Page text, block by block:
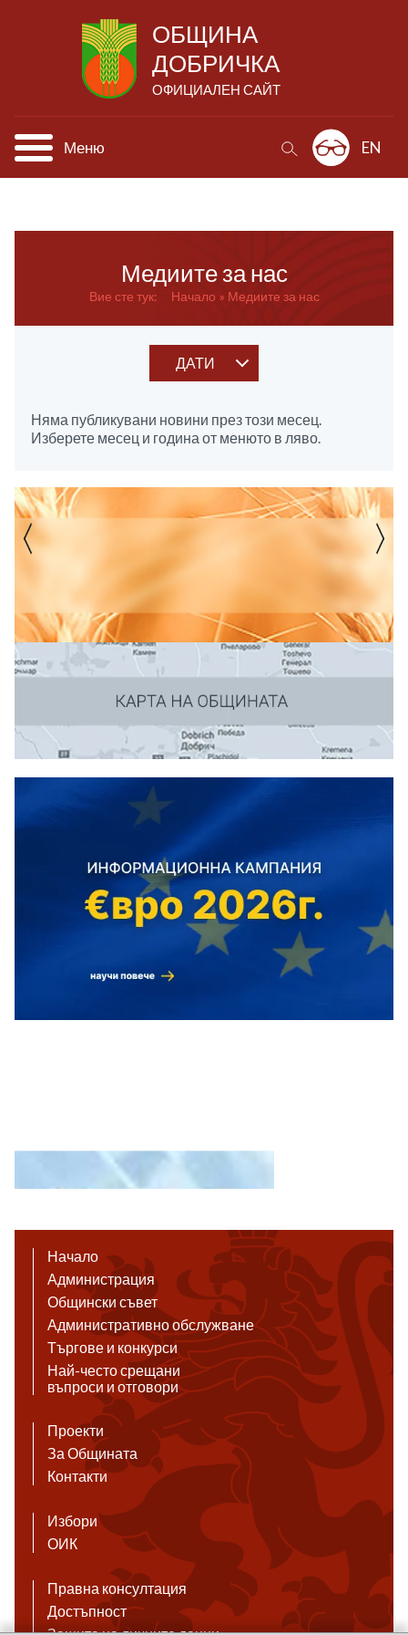
ОБЩИНА
ДОБРИЧКА
ОФИЦИАЛЕН САЙТ
Меню EN
Медиите за нас
Вие сте тук: Начало Медиите за нас
ДАТИ
Няма публикувани новини през този месец.
Изберете месец и година от менюто в ляво.
Начало
Администрация
Общински съвет
Административно обслужване
Търгове и конкурси
Най-често срещани
въпроси и отговори
Проекти
За Общината
Контакти
Избори
ОИК
Правна консултация
Достъпност